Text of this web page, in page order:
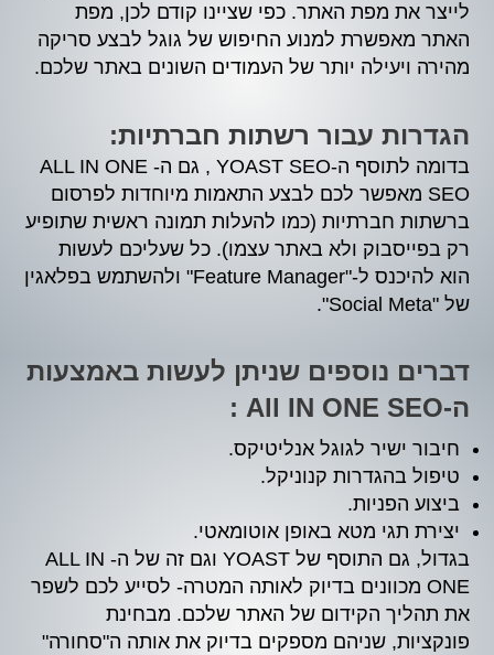
לייצר את מפת האתר. כפי שציינו קודם לכן, מפת
האתר מאפשרת למנוע החיפוש של גוגל לבצע סריקה
מהירה ויעילה יותר של העמודים השונים באתר שלכם.
הגדרות עבור רשתות חברתיות:
בדומה לתוסף ה-YOAST SEO , גם ה- ALL IN ONE
SEO מאפשר לכם לבצע התאמות מיוחדות לפרסום
ברשתות חברתיות (כמו להעלות תמונה ראשית שתופיע
רק בפייסבוק ולא באתר עצמו). כל שעליכם לעשות
הוא להיכנס ל-"Feature Manager" ולהשתמש בפלאגין
של "Social Meta".
דברים נוספים שניתן לעשות באמצעות
ה-All IN ONE SEO :
חיבור ישיר לגוגל אנליטיקס.
טיפול בהגדרות קנוניקל.
ביצוע הפניות.
יצירת תגי מטא באופן אוטומאטי.
בגדול, גם התוסף של YOAST וגם זה של ה- ALL IN
ONE מכוונים בדיוק לאותה המטרה- לסייע לכם לשפר
את תהליך הקידום של האתר שלכם. מבחינת
פונקציות, שניהם מספקים בדיוק את אותה ה"סחורה"